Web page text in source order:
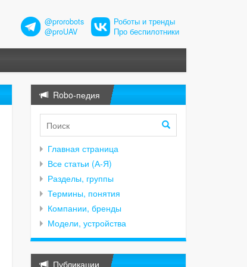
@prorobots
@proUAV
Роботы и тренды
Про беспилотники
Robo-педия
Главная страница
Все статьи (А-Я)
Разделы, группы
Термины, понятия
Компании, бренды
Модели, устройства
Публикации